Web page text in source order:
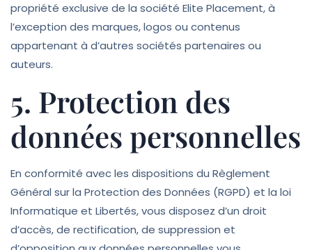
propriété exclusive de la société Elite Placement, à
l’exception des marques, logos ou contenus
appartenant à d’autres sociétés partenaires ou
auteurs.
5. Protection des
données personnelles
En conformité avec les dispositions du Règlement
Général sur la Protection des Données (RGPD) et la loi
Informatique et Libertés, vous disposez d’un droit
d’accès, de rectification, de suppression et